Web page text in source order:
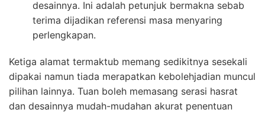
desainnya. Ini adalah petunjuk bermakna sebab
terima dijadikan referensi masa menyaring
perlengkapan.
Ketiga alamat termaktub memang sedikitnya sesekali
dipakai namun tiada merapatkan kebolehjadian muncul
pilihan lainnya. Tuan boleh memasang serasi hasrat
dan desainnya mudah-mudahan akurat penentuan